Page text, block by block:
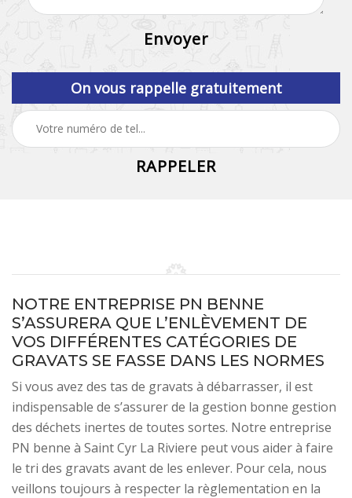
On vous rappelle gratuitement
NOTRE ENTREPRISE PN BENNE
S’ASSURERA QUE L’ENLÈVEMENT DE
VOS DIFFÉRENTES CATÉGORIES DE
GRAVATS SE FASSE DANS LES NORMES
Si vous avez des tas de gravats à débarrasser, il est
indispensable de s’assurer de la gestion bonne gestion
des déchets inertes de toutes sortes. Notre entreprise
PN benne à Saint Cyr La Riviere peut vous aider à faire
le tri des gravats avant de les enlever. Pour cela, nous
veillons toujours à respecter la règlementation en la